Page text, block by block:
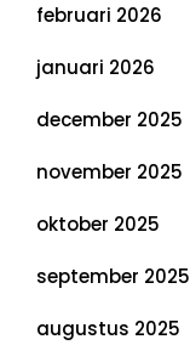
februari 2026
januari 2026
december 2025
november 2025
oktober 2025
september 2025
augustus 2025